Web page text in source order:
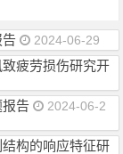
2024-06-29
疲劳损伤研究开
告
2024-06-2
构的响应特征研